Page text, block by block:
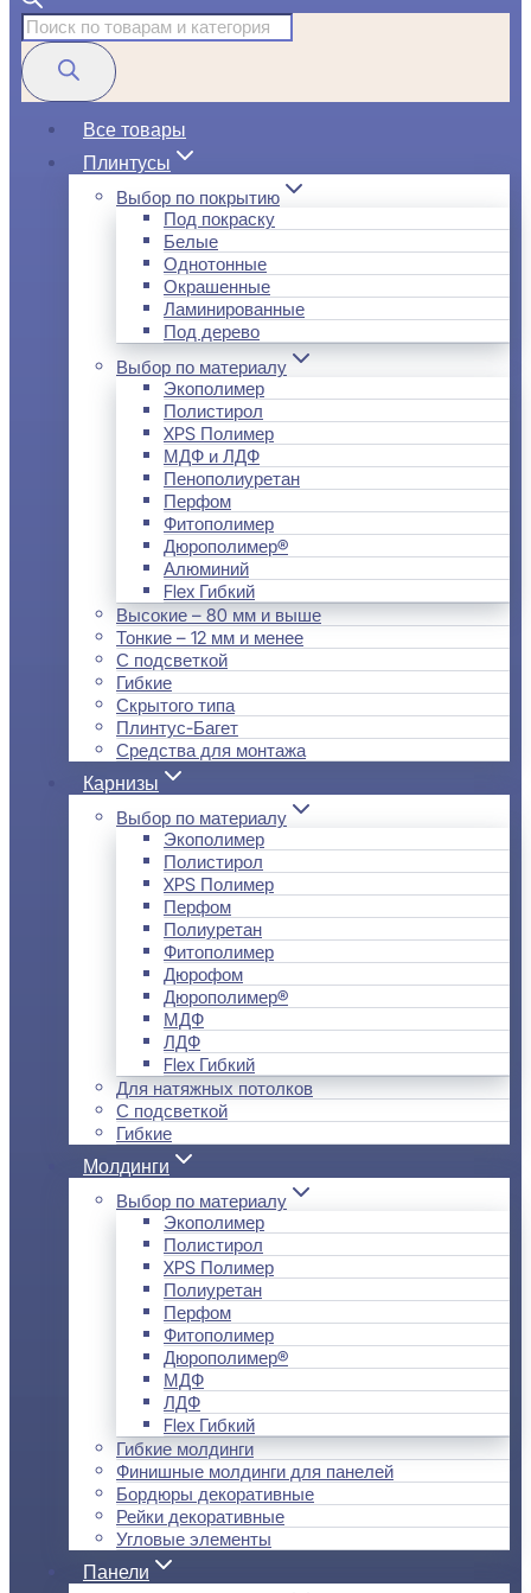
Поиск
товаров
Все товары
Плинтусы
Выбор по покрытию
Под покраску
Белые
Однотонные
Окрашенные
Ламинированные
Под дерево
Выбор по материалу
Экополимер
Полистирол
XPS Полимер
МДФ и ЛДФ
Пенополиуретан
Перфом
Фитополимер
Дюрополимер®
Алюминий
Flex Гибкий
Высокие – 80 мм и выше
Тонкие – 12 мм и менее
С подсветкой
Гибкие
Скрытого типа
Плинтус-Багет
Средства для монтажа
Карнизы
Выбор по материалу
Экополимер
Полистирол
XPS Полимер
Перфом
Полиуретан
Фитополимер
Дюрофом
Дюрополимер®
МДФ
ЛДФ
Flex Гибкий
Для натяжных потолков
С подсветкой
Гибкие
Молдинги
Выбор по материалу
Экополимер
Полистирол
XPS Полимер
Полиуретан
Перфом
Фитополимер
Дюрополимер®
МДФ
ЛДФ
Flex Гибкий
Гибкие молдинги
Финишные молдинги для панелей
Бордюры декоративные
Рейки декоративные
Угловые элементы
Панели